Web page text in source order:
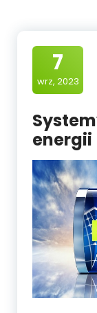
7
wrz, 2023
energii